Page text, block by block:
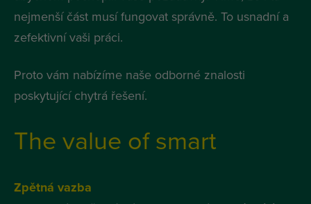
nejmenší část musí fungovat správně. To usnadní a
zefektivní vaši práci.
Proto vám nabízíme naše odborné znalosti
poskytující chytrá řešení.
The value of smart
Zpětná vazba